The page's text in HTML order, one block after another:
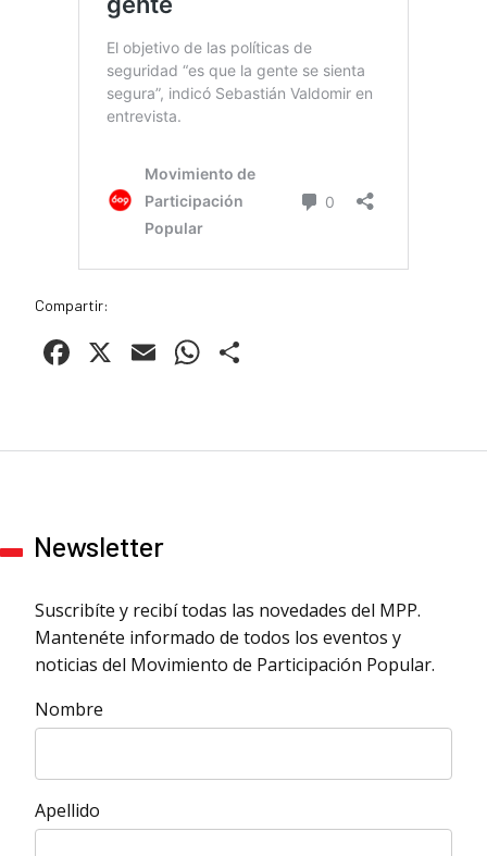
Compartir:
Facebook
X EmailWhatsApp
Newsletter
Suscribíte y recibí todas las novedades del MPP.
Mantenéte informado de todos los eventos y
noticias del Movimiento de Participación Popular.
Nombre
Apellido